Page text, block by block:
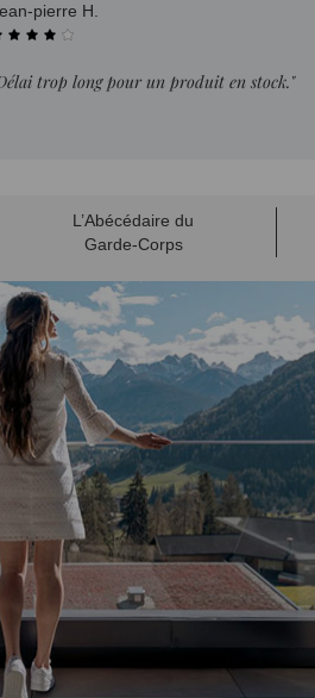
pierre H.
trop long pour un produit en stock."
L’Abécédaire du
Garde-Corps